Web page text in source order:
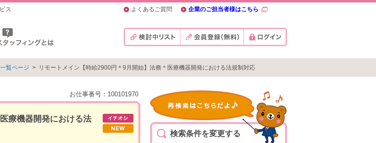
ス よくあるご質問 企業のご担当者様はこちら
覧ページ > リモートメイン【時給2900円＊9月開始】法務＊医療機器開発における法規制対応
お仕事番号：100101970
療機器開発における法
検索条件を変更する